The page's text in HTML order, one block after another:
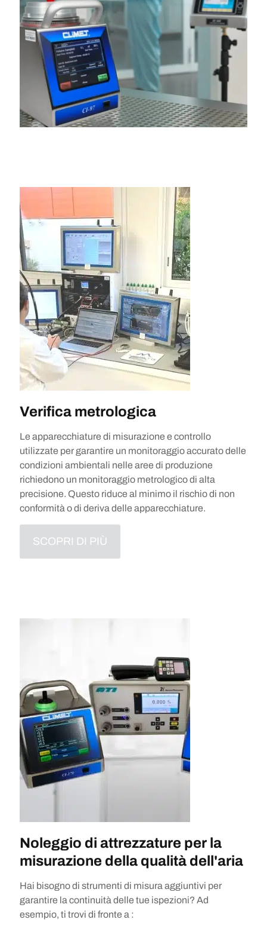
Verifica metrologica
Le apparecchiature di misurazione e controllo
utilizzate per garantire un monitoraggio accurato delle
condizioni ambientali nelle aree di produzione
richiedono un monitoraggio metrologico di alta
precisione. Questo riduce al minimo il rischio di non
conformità o di deriva delle apparecchiature.
SCOPRI DI PIÙ
Noleggio di attrezzature per la
misurazione della qualità dell'aria
Hai bisogno di strumenti di misura aggiuntivi per
garantire la continuità delle tue ispezioni? Ad
esempio, ti trovi di fronte a :